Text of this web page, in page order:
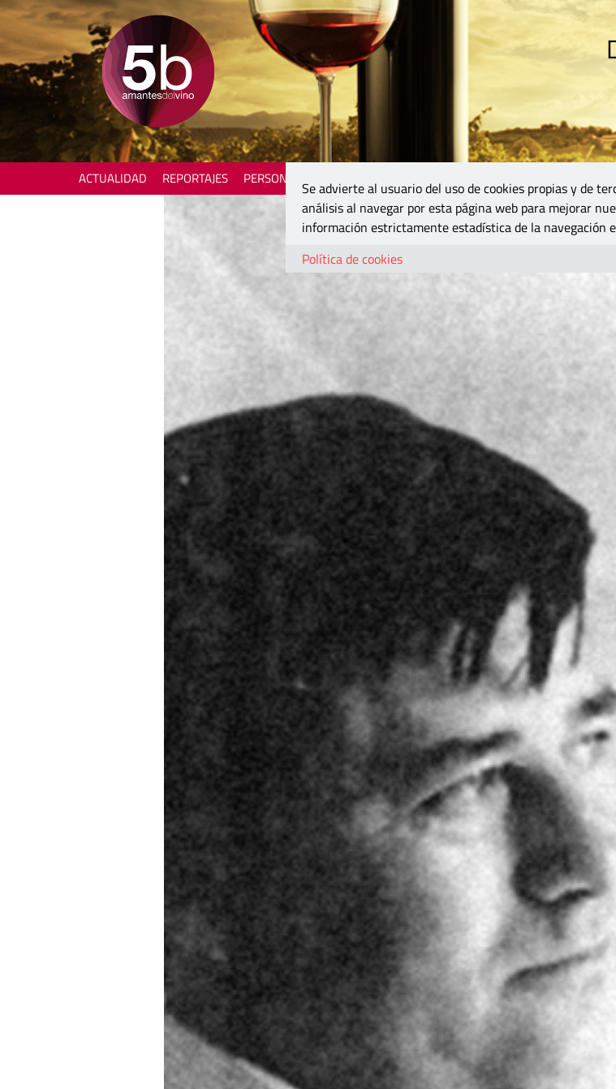
ACTUALIDAD REPORTAJES PERSONAJES
Se advierte al usuario del uso de cookies propias y de
análisis al navegar por esta página web para mejorar
información estrictamente estadística de la navegación
Política de cookies